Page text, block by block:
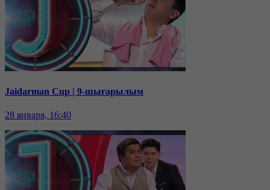
Jaidarman Cup | 9-шығарылым
28 января, 16:40